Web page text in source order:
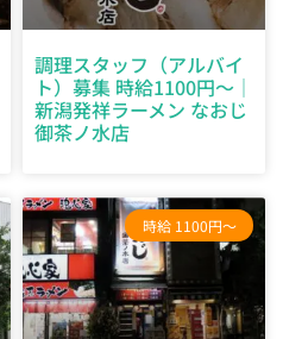
調理スタッフ（アルバイ
ト）募集 時給1100円～｜
新潟発祥ラーメン なおじ
御茶ノ水店
時給 1100円～